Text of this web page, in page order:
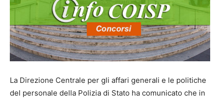
La Direzione Centrale per gli affari generali e le politiche
del personale della Polizia di Stato ha comunicato che in